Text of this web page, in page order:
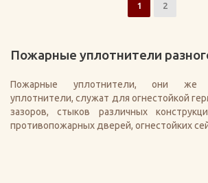
1 2
Пожарные уплотнители
Пожарные уплотнители, они же
уплотнители, служат для огнестойкой
зазоров, стыков различных
противопожарных дверей, огнестойких